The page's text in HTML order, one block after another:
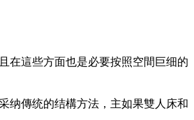
在這些方面也是必要按照空間巨细的
纳傳统的结構方法，主如果雙人床和